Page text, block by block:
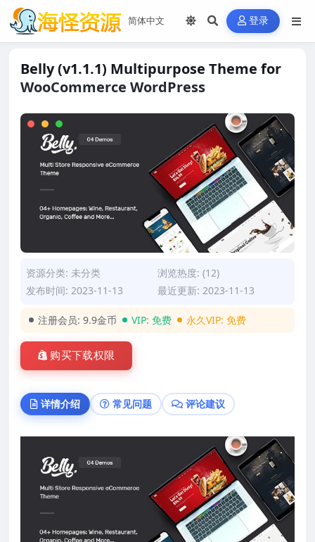
登录
Belly (v1.1.1) Multipurpose Theme for
WooCommerce WordPress
资源分类: 未分类
浏览热度: (12)
发布时间: 2023-11-13
最近更新: 2023-11-13
注册会员: 9.9金币 VIP: 免费 永久VIP: 免费
购买下载权限
详情介绍 常见问题 评论建议